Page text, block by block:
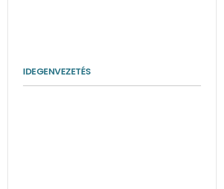
IDEGENVEZETÉS